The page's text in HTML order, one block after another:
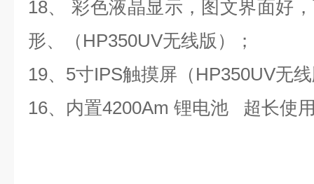
18、彩色液晶显示，图文界面好
形、
（ HP350UV无线版）
；
19、5寸IPS触摸屏（HP350UV无
16、内置4200Am 锂电池 超长使